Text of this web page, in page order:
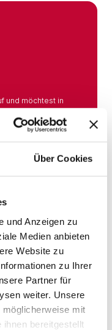
Über Cookies
und Anzeigen zu
Medien anbieten
Website zu
zu Ihrer
Partner für
weiter. Unsere
mit
bereitgestellt
und möchtest in
Mehr
große Auswahl
sortiert sind,
Wechsel
aktuellen